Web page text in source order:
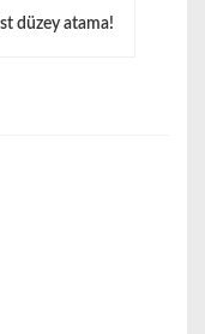
düzey atama!